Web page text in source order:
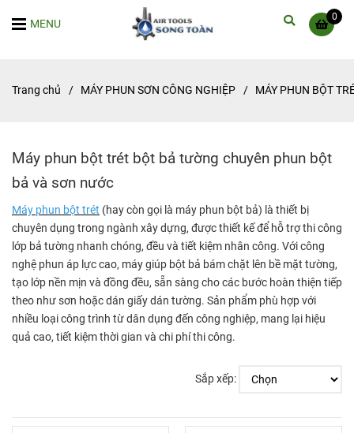
0
MENU
Trang chủ / MÁY PHUN SƠN CÔNG NGHIỆP / MÁY PHUN BỘT
Máy phun bột trét bột bả tường chuyên phun bột
bả và sơn nước
Máy phun bột trét (hay còn gọi là máy phun bột bả) là thiết bị
chuyên dụng trong ngành xây dựng, được thiết kế để hỗ trợ thi công
lớp bả tường nhanh chóng, đều và tiết kiệm nhân công. Với công
nghệ phun áp lực cao, máy giúp bột bả bám chặt lên bề mặt tường,
tạo lớp nền mịn và đồng đều, sẵn sàng cho các bước hoàn thiện tiếp
theo như sơn hoặc dán giấy dán tường. Sản phẩm phù hợp với
nhiều loại công trình từ dân dụng đến công nghiệp, mang lại hiệu
quả cao, tiết kiệm thời gian và chi phí thi công.
Sắp xếp: